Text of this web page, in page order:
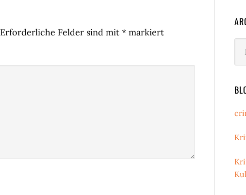
Erforderliche Felder sind mit * markiert